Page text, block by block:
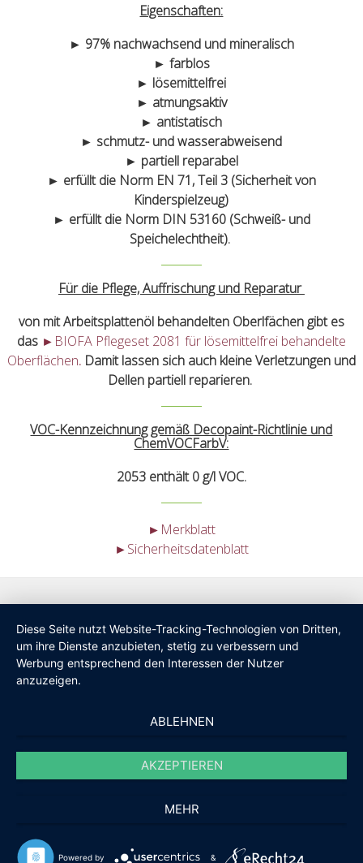
Eigenschaften:
► 97% nachwachsend und mineralisch
► farblos
► lösemittelfrei
► atmungsaktiv
► antistatisch
► schmutz- und wasserabweisend
► partiell reparabel
► erfüllt die Norm EN 71, Teil 3 (Sicherheit von
Kinderspielzeug)
► erfüllt die Norm DIN 53160 (Schweiß- und
Speichelechtheit).
Für die Pflege, Auffrischung und Reparatur
von mit Arbeitsplattenöl behandelten Oberlfächen gibt es
das ►BIOFA Pflegeset 2081 für lösemittelfrei behandelte
Oberflächen.Damit lassen sich auch kleine Verletzungen und
Dellen partiell reparieren.
VOC-Kennzeichnung gemäß Decopaint-Richtlinie und
ChemVOCFarbV:
2053 enthält 0 g/l VOC.
►Merkblatt
►Sicherheitsdatenblatt
Diese Seite nutzt Website-Tracking-Technologien von Dritten,
um ihre Dienste anzubieten, stetig zu verbessern und
Werbung entsprechend den Interessen der Nutzer
anzuzeigen.
ABLEHNEN
AKZEPTIEREN
MEHR
Powered by &